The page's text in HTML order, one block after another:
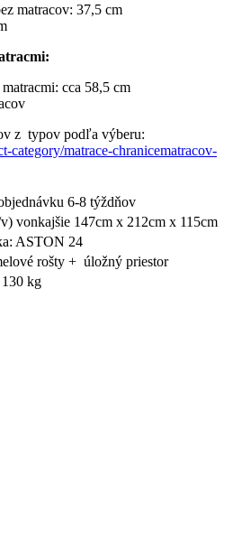
matracov: 37,5 cm
cca 58,5 cm
z typov podľa výberu:
category/matrace-chranicematracov-
6-8 týždňov
vonkajšie 147cm x 212cm x 115cm
ASTON 24
rošty + úložný priestor
kg